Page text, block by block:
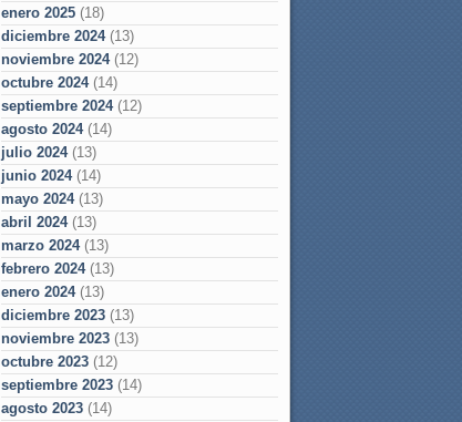
enero 2025 (18)
diciembre 2024(13)
noviembre 2024(12)
octubre 2024(14)
septiembre 2024(12)
agosto 2024(14)
julio 2024(13)
junio 2024(14)
mayo 2024(13)
abril 2024(13)
marzo 2024(13)
febrero 2024(13)
enero 2024(13)
diciembre 2023 (13)
noviembre 2023 (13)
octubre 2023 (12)
septiembre 2023 (14)
agosto 2023 (14)